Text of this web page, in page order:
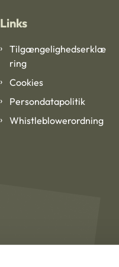
Links
Tilgængelighedserklæ
ring
Cookies
Persondatapolitik
Whistleblowerordning